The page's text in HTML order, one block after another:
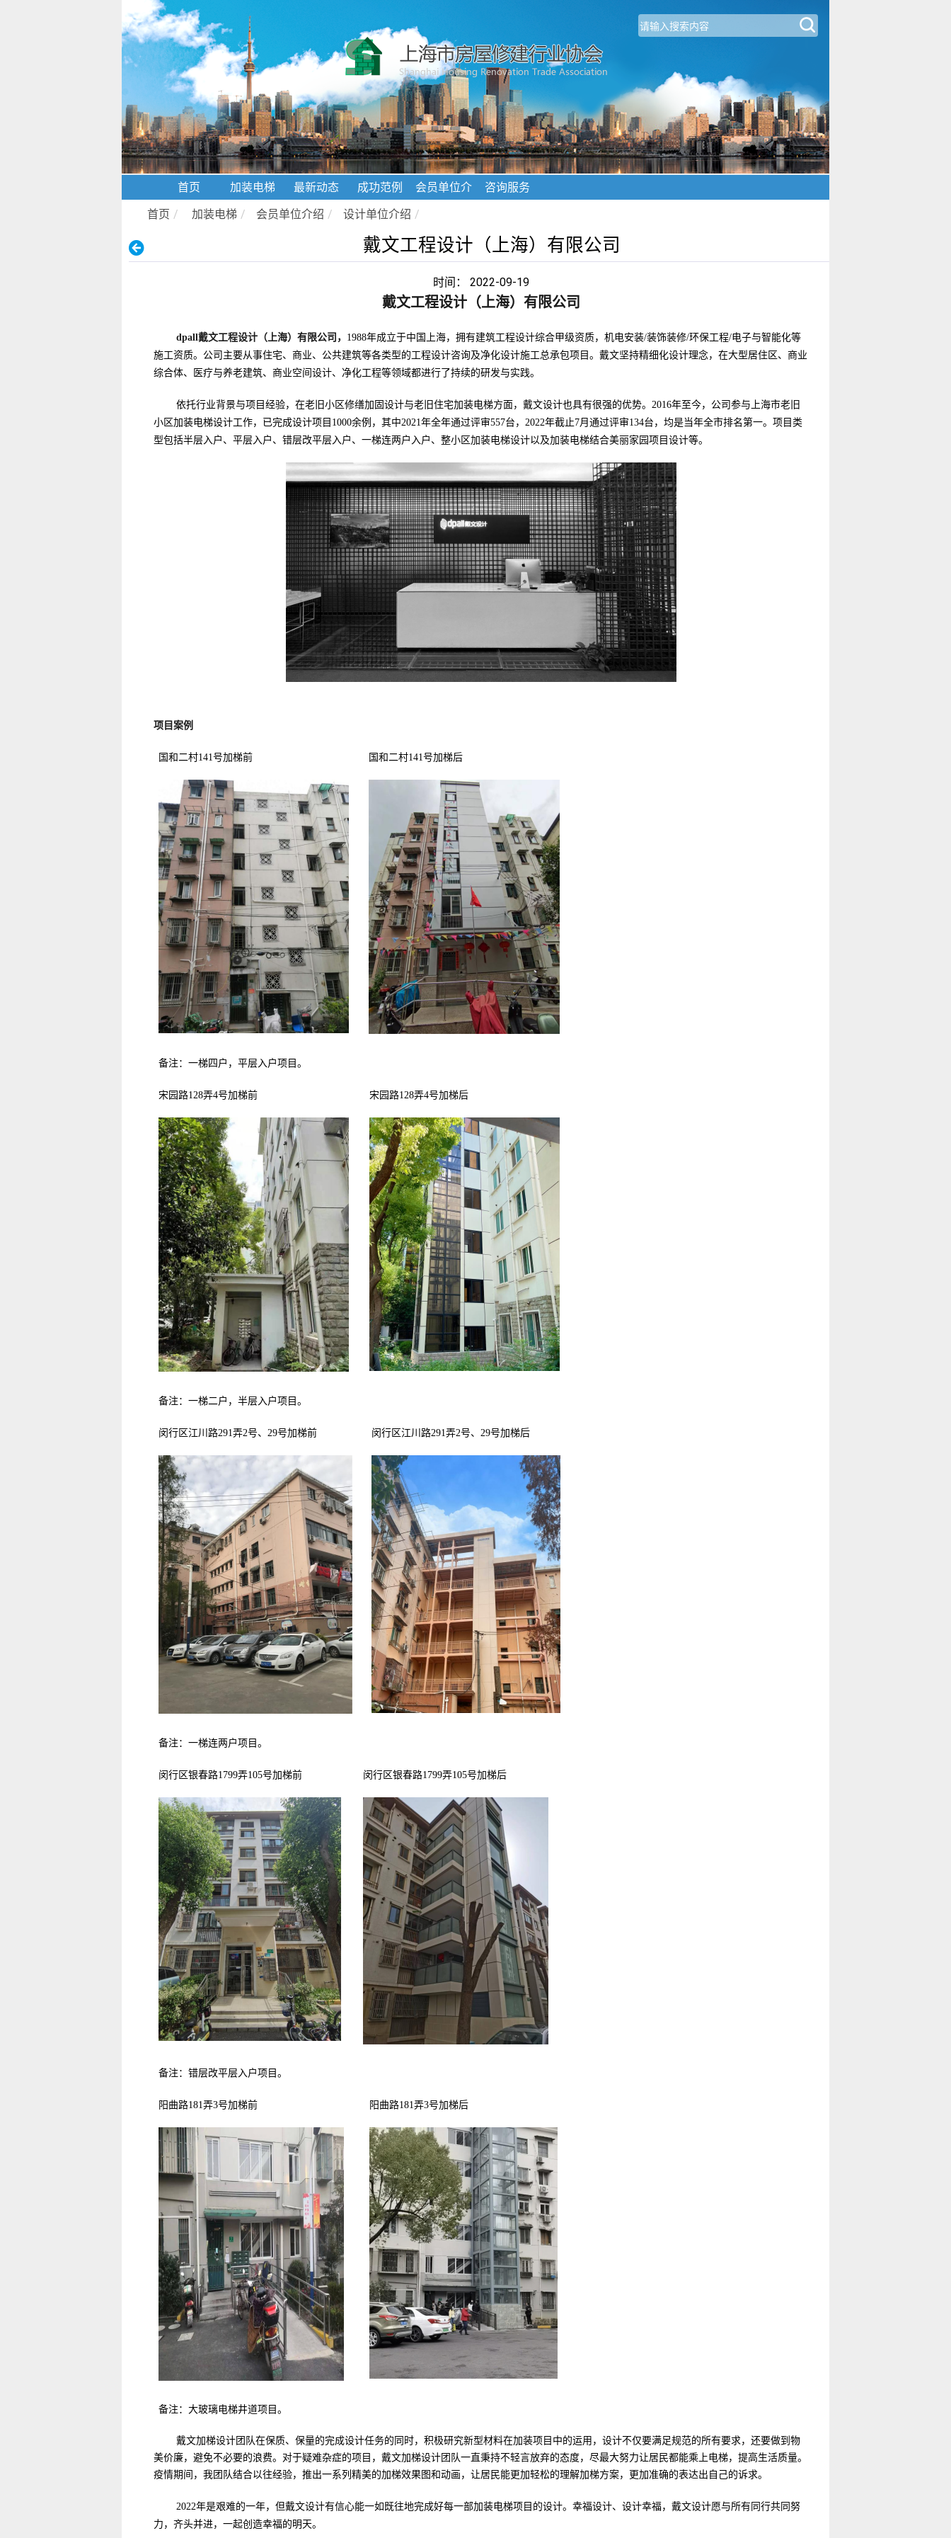
首页 加装电梯 最新动态 成功范例
会员单位介
咨询服务
首页 / 加装电梯 / 会员单位介绍 / 设计单位介绍 /
戴文工程设计（上海）有限公司
时间： 2022-09-19
戴文工程设计（上海）有限公司
dpall戴文工程设计（上海）有限公司， 1988年成立于中国上海，拥有建筑工程设计综合甲级资质，机电安装/装饰装修/环保工程/电子与智能化等
施工资质。公司主要从事住宅、商业、公共建筑等各类型的工程设计咨询及净化设计施工总承包项目。戴文坚持精细化设计理念，在大型居住区、商业
综合体、医疗与养老建筑、商业空间设计、净化工程等领域都进行了持续的研发与实践。
依托行业背景与项目经验，在老旧小区修缮加固设计与老旧住宅加装电梯方面，戴文设计也具有很强的优势。2016年至今，公司参与上海市老旧
小区加装电梯设计工作，已完成设计项目1000余例，其中2021年全年通过评审557台，2022年截止7月通过评审134台，均是当年全市排名第一。项目类
型包括半层入户、平层入户、错层改平层入户、一梯连两户入户、整小区加装电梯设计以及加装电梯结合美丽家园项目设计等。
项目案例
国和二村141号加梯前 国和二村141号加梯后
备注：一梯四户，平层入户项目。
宋园路128弄4号加梯前 宋园路128弄4号加梯后
备注：一梯二户，半层入户项目。
闵行区江川路291弄2号、29号加梯前 闵行区江川路291弄2号、29号加梯后
备注：一梯连两户项目。
闵行区银春路1799弄105号加梯前 闵行区银春路1799弄105号加梯后
备注：错层改平层入户项目。
阳曲路181弄3号加梯前 阳曲路181弄3号加梯后
备注：大玻璃电梯井道项目。
戴文加梯设计团队在保质、保量的完成设计任务的同时，积极研究新型材料在加装项目中的运用，设计不仅要满足规范的所有要求，还要做到物
美价廉，避免不必要的浪费。对于疑难杂症的项目，戴文加梯设计团队一直秉持不轻言放弃的态度，尽最大努力让居民都能乘上电梯，提高生活质量。
疫情期间，我团队结合以往经验，推出一系列精美的加梯效果图和动画，让居民能更加轻松的理解加梯方案，更加准确的表达出自己的诉求。
2022年是艰难的一年，但戴文设计有信心能一如既往地完成好每一部加装电梯项目的设计。幸福设计、设计幸福，戴文设计愿与所有同行共同努
力，齐头并进，一起创造幸福的明天。